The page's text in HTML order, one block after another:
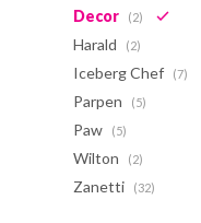
Decor (2)
Harald (2)
Iceberg Chef (7)
Parpen (5)
Paw (5)
Wilton (2)
Zanetti (32)